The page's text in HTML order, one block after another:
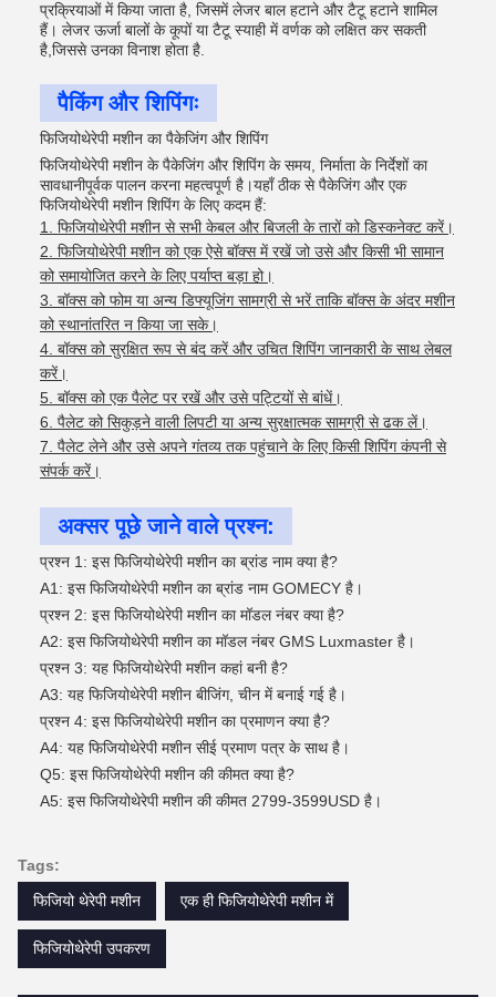
प्रक्रियाओं में किया जाता है, जिसमें लेजर बाल हटाने और टैटू हटाने शामिल
हैं। लेजर ऊर्जा बालों के कूपों या टैटू स्याही में वर्णक को लक्षित कर सकती
है,जिससे उनका विनाश होता है.
पैकिंग और शिपिंगः
फिजियोथेरेपी मशीन का पैकेजिंग और शिपिंग
फिजियोथेरेपी मशीन के पैकेजिंग और शिपिंग के समय, निर्माता के निर्देशों का
सावधानीपूर्वक पालन करना महत्वपूर्ण है।यहाँ ठीक से पैकेजिंग और एक
फिजियोथेरेपी मशीन शिपिंग के लिए कदम हैं:
फिजियोथेरेपी मशीन से सभी केबल और बिजली के तारों को डिस्कनेक्ट करें।
फिजियोथेरेपी मशीन को एक ऐसे बॉक्स में रखें जो उसे और किसी भी सामान
को समायोजित करने के लिए पर्याप्त बड़ा हो।
बॉक्स को फोम या अन्य डिफ्यूजिंग सामग्री से भरें ताकि बॉक्स के अंदर मशीन
को स्थानांतरित न किया जा सके।
बॉक्स को सुरक्षित रूप से बंद करें और उचित शिपिंग जानकारी के साथ लेबल
करें।
बॉक्स को एक पैलेट पर रखें और उसे पट्टियों से बांधें।
पैलेट को सिकुड़ने वाली लिपटी या अन्य सुरक्षात्मक सामग्री से ढक लें।
पैलेट लेने और उसे अपने गंतव्य तक पहुंचाने के लिए किसी शिपिंग कंपनी से
संपर्क करें।
अक्सर पूछे जाने वाले प्रश्न:
प्रश्न 1: इस फिजियोथेरेपी मशीन का ब्रांड नाम क्या है?
A1: इस फिजियोथेरेपी मशीन का ब्रांड नाम GOMECY है।
प्रश्न 2: इस फिजियोथेरेपी मशीन का मॉडल नंबर क्या है?
A2: इस फिजियोथेरेपी मशीन का मॉडल नंबर GMS Luxmaster है।
प्रश्न 3: यह फिजियोथेरेपी मशीन कहां बनी है?
A3: यह फिजियोथेरेपी मशीन बीजिंग, चीन में बनाई गई है।
प्रश्न 4: इस फिजियोथेरेपी मशीन का प्रमाणन क्या है?
A4: यह फिजियोथेरेपी मशीन सीई प्रमाण पत्र के साथ है।
Q5: इस फिजियोथेरेपी मशीन की कीमत क्या है?
A5: इस फिजियोथेरेपी मशीन की कीमत 2799-3599USD है।
Tags:
फिजियो थेरेपी मशीन
एक ही फिजियोथेरेपी मशीन में
फिजियोथेरेपी उपकरण